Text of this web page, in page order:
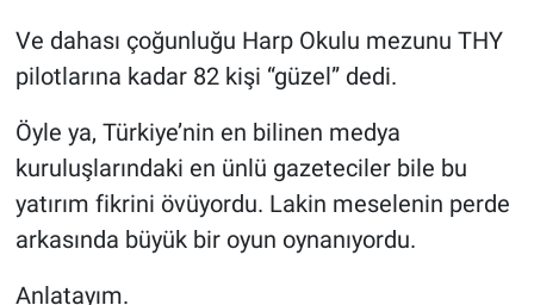
Ve dahası çoğunluğu Harp Okulu mezunu THY
pilotlarına kadar 82 kişi “güzel” dedi.
Öyle ya, Türkiye’nin en bilinen medya
kuruluşlarındaki en ünlü gazeteciler bile bu
yatırım fikrini övüyordu. Lakin meselenin perde
arkasında büyük bir oyun oynanıyordu.
Anlatayım.